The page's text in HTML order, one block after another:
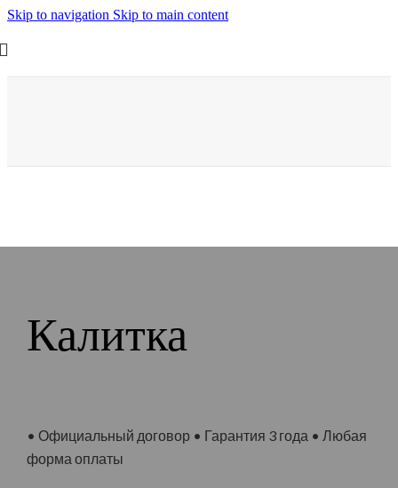
Skip to navigation Skip to main content
Калитка
• Официальный договор • Гарантия 3 года • Любая
форма оплаты